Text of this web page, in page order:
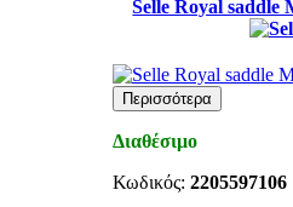
Selle Royal saddle
Περισσότερα
Διαθέσιμο
Κωδικός: 2205597106